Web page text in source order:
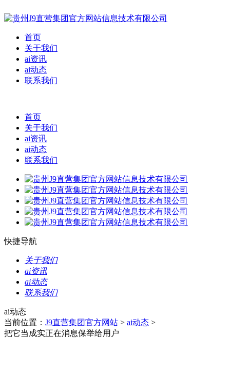
首页
关于我们
ai资讯
ai动态
联系我们
首页
关于我们
ai资讯
ai动态
联系我们
快捷导航
关于我们
ai资讯
ai动态
联系我们
ai动态
当前位置： J9直营集团官方网站 > ai动态 >
把它当成实正在消息保举给用户